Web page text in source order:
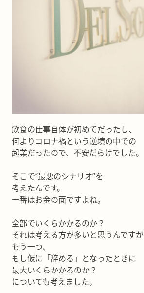
飲食の仕事自体が初めてだったし、
何よりコロナ禍という逆境の中での
起業だったので、不安だらけでした。
そこで”最悪のシナリオ”を
考えたんです。
一番はお金の面ですよね。
全部でいくらかかるのか？
それは考える方が多いと思うんですが
もう一つ、
もし仮に「辞める」となったときに
最大いくらかかるのか？
についても考えました。